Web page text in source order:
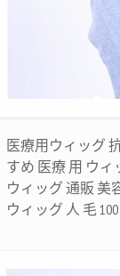
医療用ウィッグ
すめ 医療 用 ウィ
ウィッグ 通販 美
ウィッグ 人 毛